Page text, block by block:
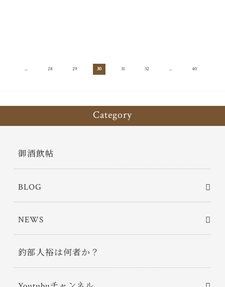
... 28 29 30 31 32 ... 40
Category
御酒飲帖
BLOG
NEWS
釣部人裕は何者か？